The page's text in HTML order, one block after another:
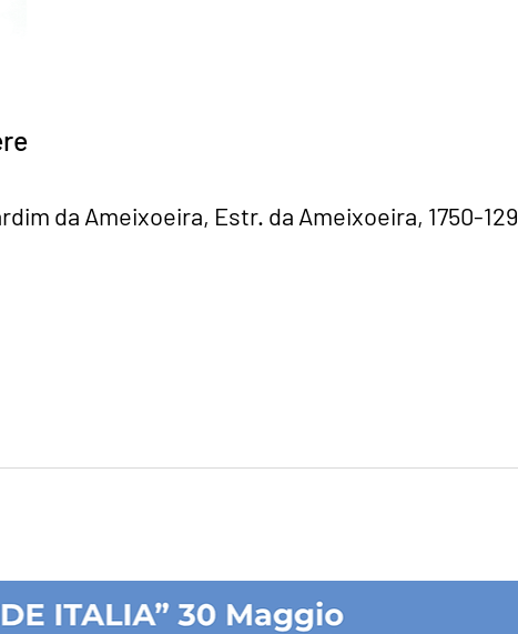
da Ameixoeira, Estr. da Ameixoeira, 1750-129